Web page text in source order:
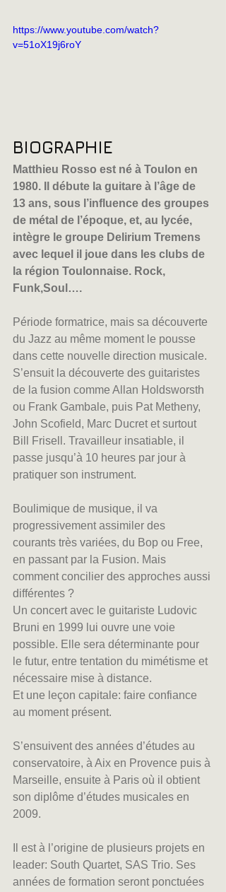
https://www.youtube.com/watch?
v=51oX19j6roY
BIOGRAPHIE
Matthieu Rosso est né à Toulon en
1980. Il débute la guitare à l’âge de
13 ans, sous l’influence des groupes
de métal de l’époque, et, au lycée,
intègre le groupe Delirium Tremens
avec lequel il joue dans les clubs de
la région Toulonnaise. Rock,
Funk,Soul….
Période formatrice, mais sa découverte
du Jazz au même moment le pousse
dans cette nouvelle direction musicale.
S’ensuit la découverte des guitaristes
de la fusion comme Allan Holdsworsth
ou Frank Gambale, puis Pat Metheny,
John Scofield, Marc Ducret et surtout
Bill Frisell. Travailleur insatiable, il
passe jusqu’à 10 heures par jour à
pratiquer son instrument.
Boulimique de musique, il va
progressivement assimiler des
courants très variées, du Bop ou Free,
en passant par la Fusion. Mais
comment concilier des approches aussi
différentes ?
Un concert avec le guitariste Ludovic
Bruni en 1999 lui ouvre une voie
possible. Elle sera déterminante pour
le futur, entre tentation du mimétisme et
nécessaire mise à distance.
Et une leçon capitale: faire confiance
au moment présent.
S’ensuivent des années d’études au
conservatoire, à Aix en Provence puis à
Marseille, ensuite à Paris où il obtient
son diplôme d’études musicales en
2009.
Il est à l’origine de plusieurs projets en
leader: South Quartet, SAS Trio. Ses
années de formation seront ponctuées